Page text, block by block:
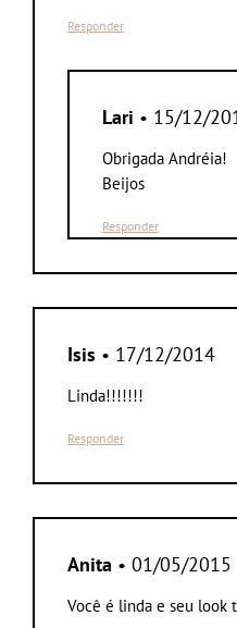
Responder
Lari • 15/12/
Obrigada Andréia!
Beijos
Responder
Isis • 17/12/2014
Linda!!!!!!!
Responder
Anita • 01/05/2015
Você é linda e seu look